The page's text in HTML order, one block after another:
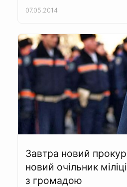
07.05.2014
Завтра новий
новий очільник
з громадою